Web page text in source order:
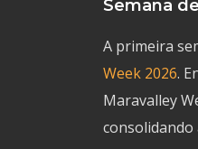
Semana
A primeira
Week 2026.
Maravalley
consolidando